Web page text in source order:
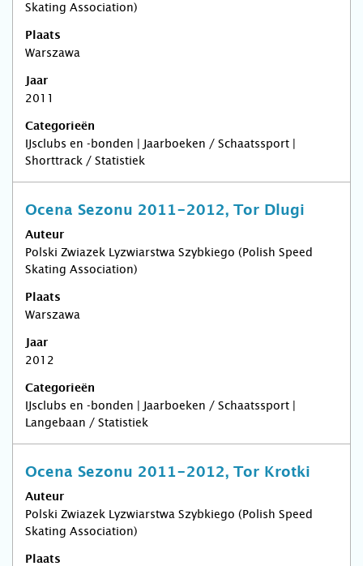
Skating Association)
Plaats
Warszawa
Jaar
2011
Categorieën
IJsclubs en -bonden | Jaarboeken / Schaatssport |
Shorttrack / Statistiek
Ocena Sezonu 2011-2012, Tor Dlugi
Auteur
Polski Zwiazek Lyzwiarstwa Szybkiego (Polish Speed
Skating Association)
Plaats
Warszawa
Jaar
2012
Categorieën
IJsclubs en -bonden | Jaarboeken / Schaatssport |
Langebaan / Statistiek
Ocena Sezonu 2011-2012, Tor Krotki
Auteur
Polski Zwiazek Lyzwiarstwa Szybkiego (Polish Speed
Skating Association)
Plaats